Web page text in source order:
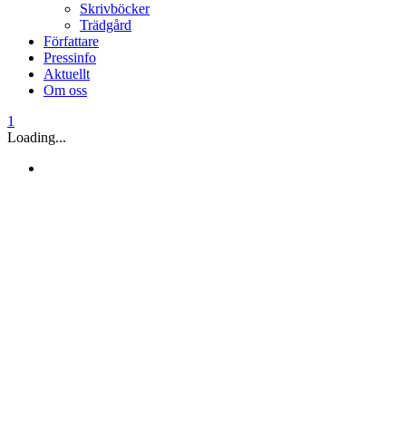
Skrivböcker
Trädgård
Författare
Pressinfo
Aktuellt
Om oss
1
Loading...